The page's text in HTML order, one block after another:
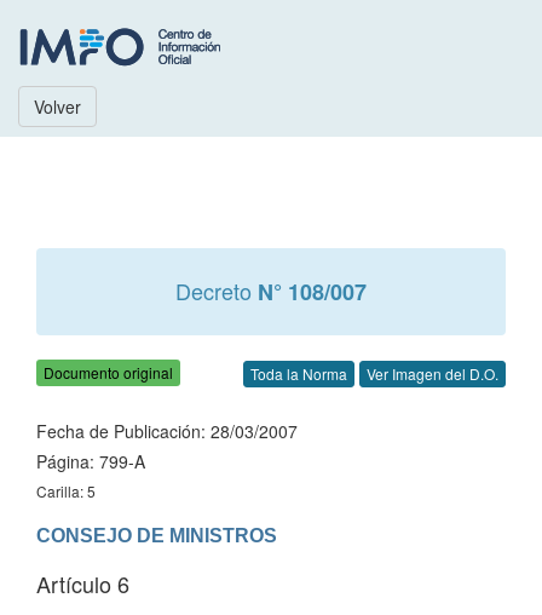
Volver
Decreto N° 108/007
Documento original Toda la Norma Ver Imagen del D.O.
Fecha de Publicación: 28/03/2007
Página: 799-A
Carilla: 5
Artículo 6